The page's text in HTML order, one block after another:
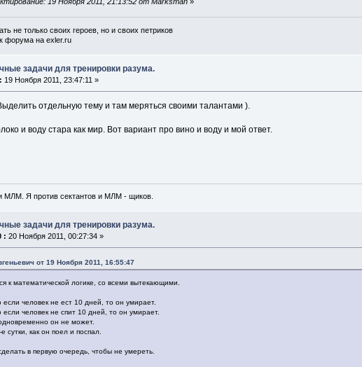
не только своих героев, но и своих петриков
форума на exler.ru
задачи для тренировки разума.
19 Ноября 2011, 23:47:11 »
отдельную тему и там меряться своими талантами ).
и воду стара как мир. Вот вариант про вино и воду и мой ответ.
МЛМ. Я против сектантов и МЛМ - щиков.
задачи для тренировки разума.
: 20 Ноября 2011, 00:27:34 »
от 19 Ноября 2011, 16:55:47
к математической логике, со всеми вытекающими.
если человек не ест 10 дней, то он умирает.
если человек не спит 10 дней, то он умирает.
он не может.
сутки, как он поел и поспал.
в первую очередь, чтобы не умереть.